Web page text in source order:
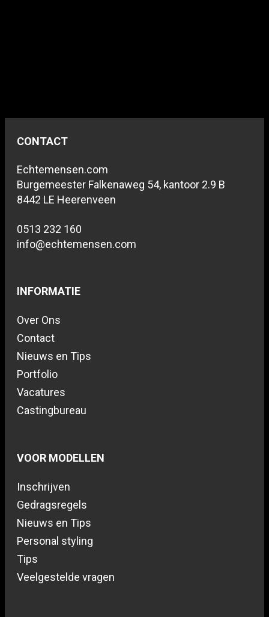
CONTACT
Echtemensen.com
Burgemeester Falkenaweg 54, kantoor 2.9 B
8442 LE Heerenveen
0513 232 160
info@echtemensen.com
INFORMATIE
Over Ons
Contact
Nieuws en Tips
Portfolio
Vacatures
Castingbureau
VOOR MODELLEN
Inschrijven
Gedragsregels
Nieuws en Tips
Personal styling
Tips
Veelgestelde vragen